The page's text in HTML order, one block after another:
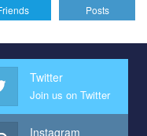
Posts
Twitter
Join us on Twitter
Instagram